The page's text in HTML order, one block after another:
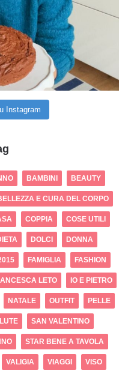
Instagram
BAMBINI BEAUTY
E CURA DEL CORPO
COPPIA COSE UTILI
DOLCI DONNA
FAMIGLIA FASHION
LETO IO E PIETRO
NATALE OUTFIT PELLE
SAN VALENTINO
STAR BENE A TAVOLA
VALIGIA VIAGGI VISO